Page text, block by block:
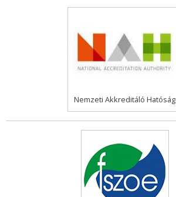
Nemzeti Akkreditáló Hatóság